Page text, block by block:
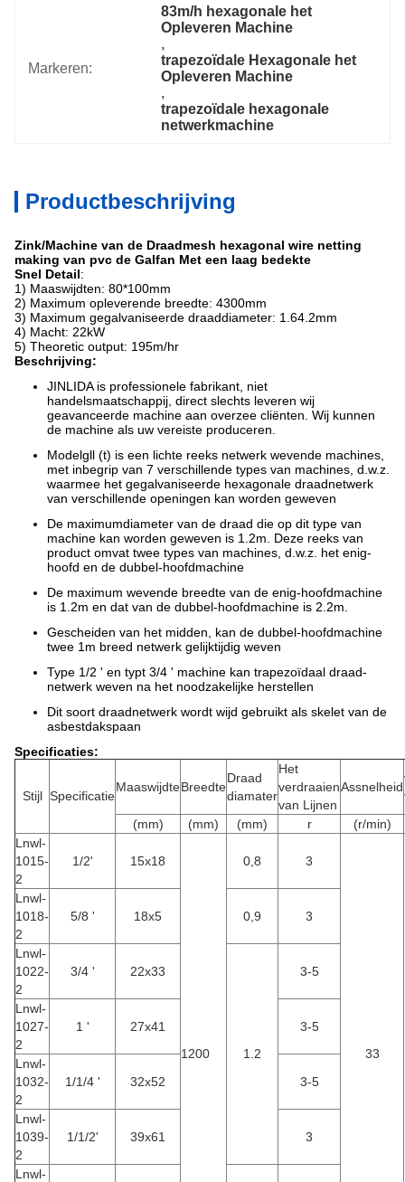
Markeren:
83m/h hexagonale het
Opleveren Machine
,
trapezoïdale Hexagonale het
Opleveren Machine
,
trapezoïdale hexagonale
netwerkmachine
Productbeschrijving
Zink/Machine van de Draadmesh hexagonal wire netting
making van pvc de Galfan Met een laag bedekte
Snel Detail:
1) Maaswijdten: 80*100mm
2) Maximum opleverende breedte: 4300mm
3) Maximum gegalvaniseerde draaddiameter: 1.64.2mm
4) Macht: 22kW
5) Theoretic output: 195m/hr
Beschrijving:
JINLIDA is professionele fabrikant, niet
handelsmaatschappij, direct slechts leveren wij
geavanceerde machine aan overzee cliënten. Wij kunnen
de machine als uw vereiste produceren.
Modelgll (t) is een lichte reeks netwerk wevende machines,
met inbegrip van 7 verschillende types van machines, d.w.z.
waarmee het gegalvaniseerde hexagonale draadnetwerk
van verschillende openingen kan worden geweven
De maximumdiameter van de draad die op dit type van
machine kan worden geweven is 1.2m. Deze reeks van
product omvat twee types van machines, d.w.z. het enig-
hoofd en de dubbel-hoofdmachine
De maximum wevende breedte van de enig-hoofdmachine
is 1.2m en dat van de dubbel-hoofdmachine is 2.2m.
Gescheiden van het midden, kan de dubbel-hoofdmachine
twee 1m breed netwerk gelijktijdig weven
Type 1/2 ' en typt 3/4 ' machine kan trapezoïdaal draad-
netwerk weven na het noodzakelijke herstellen
Dit soort draadnetwerk wordt wijd gebruikt als skelet van de
asbestdakspaan
Specificaties:
Stijl Specificatie
MaaswijdteBreedte
Draad
diamater
Het
verdraaien
van Lijnen
Assnelheid
(mm)
(mm) (mm) r
(r/min)
Lnwl-
1015-
2
1/2' 15x18
1200
0,8 3
33
Lnwl-
1018-
2
5/8 ' 18x5 0,9 3
Lnwl-
1022-
2
3/4 ' 22x33
1.2
3-5
Lnwl-
1027-
2
1 ' 27x41 3-5
Lnwl-
1032-
2
1/1/4 ' 32x52 3-5
Lnwl-
1039-
2
1/1/2' 39x61 3
Lnwl-